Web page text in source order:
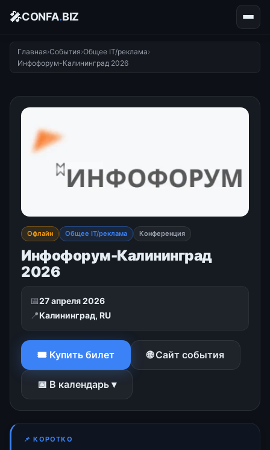
🎤CONFA.BIZ
Главная›События›Общее IT/реклама›
Инфофорум-Калининград 2026
Офлайн Общее IT/реклама Конференция
Инфофорум-Калининград
2026
📅27 апреля 2026
📍Калининград, RU
🎟 Купить билет 🌐 Сайт события
📅 В календарь ▾
📌 КОРОТКО